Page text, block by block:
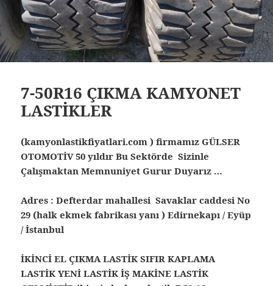
7-50R16 ÇIKMA KAMYONET
LASTİKLER
(kamyonlastikfiyatlari.com ) firmamız GÜLSER
OTOMOTİV 50 yıldır Bu Sektörde Sizinle
Çalışmaktan Memnuniyet Gurur Duyarız …
Adres : Defterdar mahallesi Savaklar caddesi No
29 (halk ekmek fabrikası yanı ) Edirnekapı / Eyüp
/ İstanbul
İKİNCİ EL ÇIKMA LASTİK SIFIR KAPLAMA
LASTİK YENİ LASTİK İŞ MAKİNE LASTİK